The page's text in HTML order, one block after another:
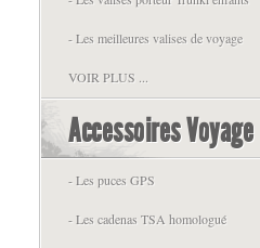
- Les meilleures valises de voyage
VOIR PLUS ...
Accessoires Voyage
- Les puces GPS
- Les cadenas TSA homologué